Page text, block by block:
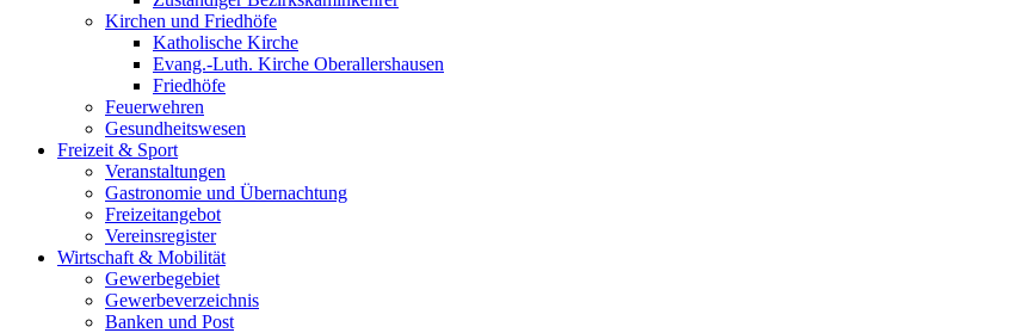
Kirchen und Friedhöfe
Katholische Kirche
Evang.-Luth. Kirche Oberallershausen
Friedhöfe
Feuerwehren
Gesundheitswesen
Freizeit & Sport
Veranstaltungen
Gastronomie und Übernachtung
Freizeitangebot
Vereinsregister
Wirtschaft & Mobilität
Gewerbegebiet
Gewerbeverzeichnis
Banken und Post